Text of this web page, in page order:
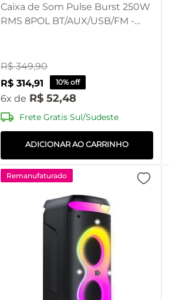
Caixa de Som Pulse Burst 250W
RMS 8POL BT/AUX/USB/FM -
R$ 349,90
R$ 314,91 10% off
6 R$ 52,48
Frete Gratis Sul/Sudeste
ADICIONAR AO CARRINHO
Remanufaturado